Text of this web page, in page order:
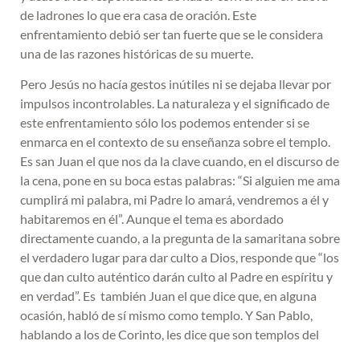
de ladrones lo que era casa de oración. Este
enfrentamiento debió ser tan fuerte que se le considera
una de las razones históricas de su muerte.
Pero Jesús no hacía gestos inútiles ni se dejaba llevar por
impulsos incontrolables. La naturaleza y el significado de
este enfrentamiento sólo los podemos entender si se
enmarca en el contexto de su enseñanza sobre el templo.
Es san Juan el que nos da la clave cuando, en el discurso de
la cena, pone en su boca estas palabras: “Si alguien me ama
cumplirá mi palabra, mi Padre lo amará, vendremos a él y
habitaremos en él”. Aunque el tema es abordado
directamente cuando, a la pregunta de la samaritana sobre
el verdadero lugar para dar culto a Dios, responde que “los
que dan culto auténtico darán culto al Padre en espíritu y
en verdad”. Es también Juan el que dice que, en alguna
ocasión, habló de sí mismo como templo. Y San Pablo,
hablando a los de Corinto, les dice que son templos del